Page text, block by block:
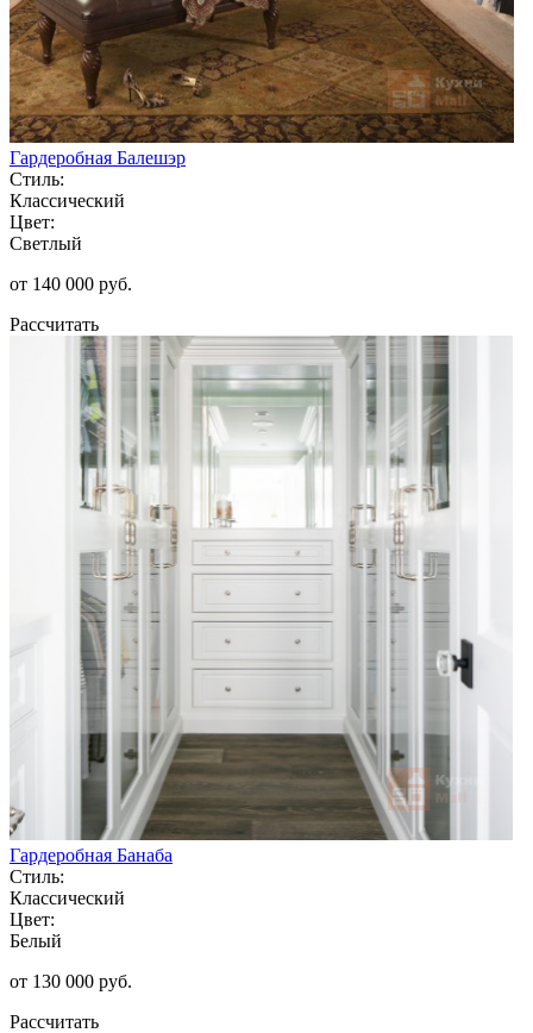
Гардеробная Балешэр
Стиль:
Классический
Цвет:
Светлый
от 140 000 руб.
Рассчитать
Гардеробная Банаба
Стиль:
Классический
Цвет:
Белый
от 130 000 руб.
Рассчитать